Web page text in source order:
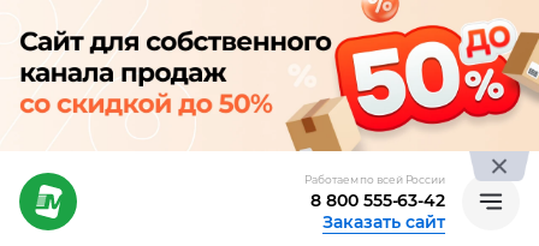
Работаем по всей России
8 800 555-63-42
Заказать сайт